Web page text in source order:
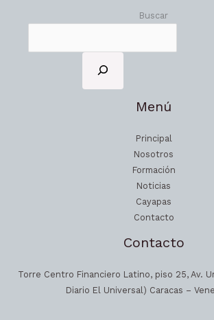
Buscar
Menú
Principal
Nosotros
Formación
Noticias
Cayapas
Contacto
Contacto
Torre Centro Financiero Latino, piso 25, Av.
Diario El Universal) Caracas –